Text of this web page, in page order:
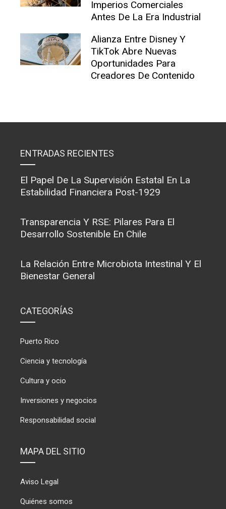
Imperios Comerciales
Antes De La Era Industrial
Alianza Entre Disney Y
TikTok Abre Nuevas
Oportunidades Para
Creadores De Contenido
ENTRADAS RECIENTES
El Papel De La Supervisión Estatal En La
Estabilidad Financiera Post-1929
Transparencia Y RSE: Pilares Para El
Desarrollo Sostenible En Chile
La Relación Entre Microbiota Intestinal Y El
Bienestar General
CATEGORÍAS
Puerto Rico
Ciencia y tecnología
Cultura y ocio
Inversiones y negocios
Responsabilidad social
MAPA DEL SITIO
Aviso Legal
Quiénes somos